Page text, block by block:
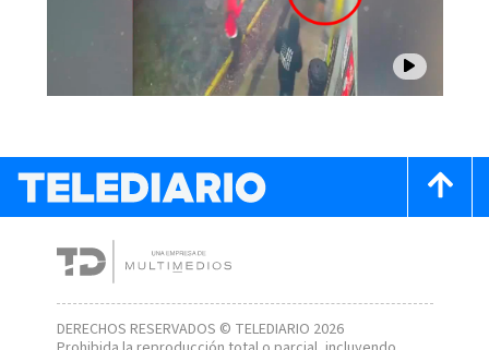
DERECHOS RESERVADOS © TELEDIARIO 2026